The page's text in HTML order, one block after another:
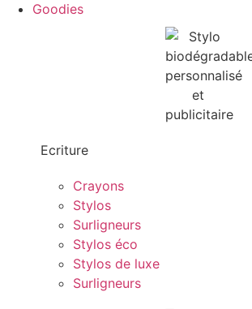
Goodies
Ecriture
Crayons
Stylos
Surligneurs
Stylos éco
Stylos de luxe
Surligneurs